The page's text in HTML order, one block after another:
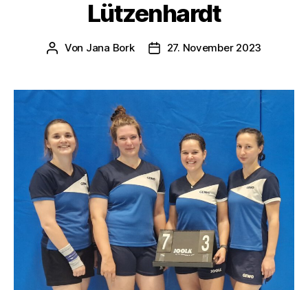
Lützenhardt
Beitragsautor
Von Jana Bork Veröffentlichungsdatum
27. November 2023